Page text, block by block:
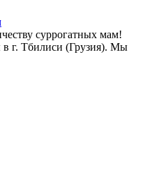
суррогатных мам!
г. Тбилиси (Грузия). Мы